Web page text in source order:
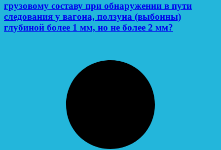
грузовому составу при обнаружении в пути
следования у вагона, ползуна (выбоины)
глубиной более 1 мм, но не более 2 мм?